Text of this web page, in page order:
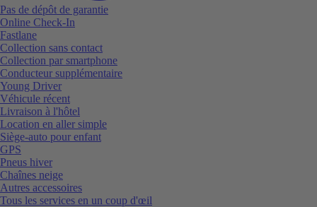
Pas de dépôt de garantie
Online Check-In
Fastlane
Collection sans contact
Collection par smartphone
Conducteur supplémentaire
Young Driver
Véhicule récent
Livraison à l'hôtel
Location en aller simple
Siège-auto pour enfant
GPS
Pneus hiver
Chaînes neige
Autres accessoires
Tous les services en un coup d'œil